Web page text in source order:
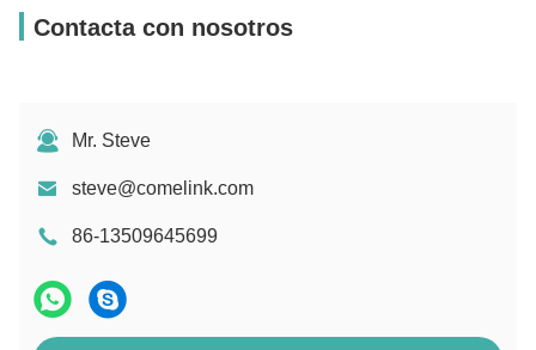
Contacta con nosotros
Mr. Steve
steve@comelink.com
86-13509645699